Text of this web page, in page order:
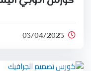
03/04/2023